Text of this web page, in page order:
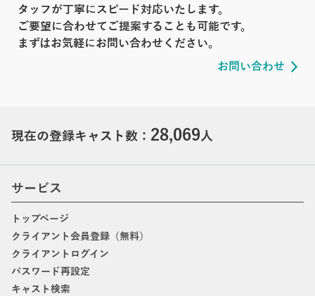
タッフが丁寧にスピード対応いたします。
ご要望に合わせてご提案することも可能です。
まずはお気軽にお問い合わせください。
お問い合わせ
現在の登録キャスト数： 28,069人
サービス
トップページ
クライアント会員登録（無料）
クライアントログイン
パスワード再設定
キャスト検索